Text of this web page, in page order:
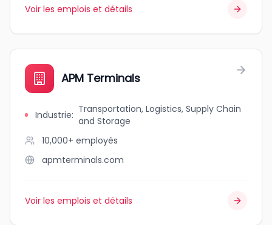
Voir les emplois et détails
APM Terminals
Industrie: Transportation, Logistics, Supply Chain
and Storage
10,000+ employés
apmterminals.com
Voir les emplois et détails